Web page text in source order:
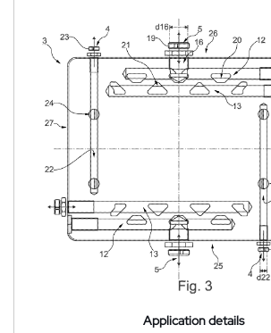
Application details